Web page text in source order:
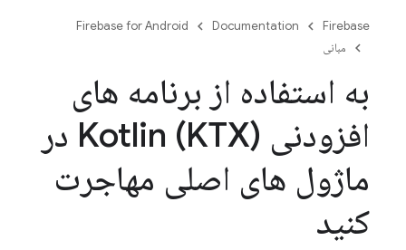
Firebase
Documentation
Firebase for Android
مبانی
به استفاده از برنامه های
افزودنی Kotlin (KTX) در
ماژول های اصلی مهاجرت
کنید